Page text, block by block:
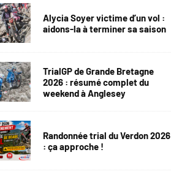
Alycia Soyer victime d’un vol :
aidons-la à terminer sa saison
TrialGP de Grande Bretagne
2026 : résumé complet du
weekend à Anglesey
Randonnée trial du Verdon 2026
: ça approche !